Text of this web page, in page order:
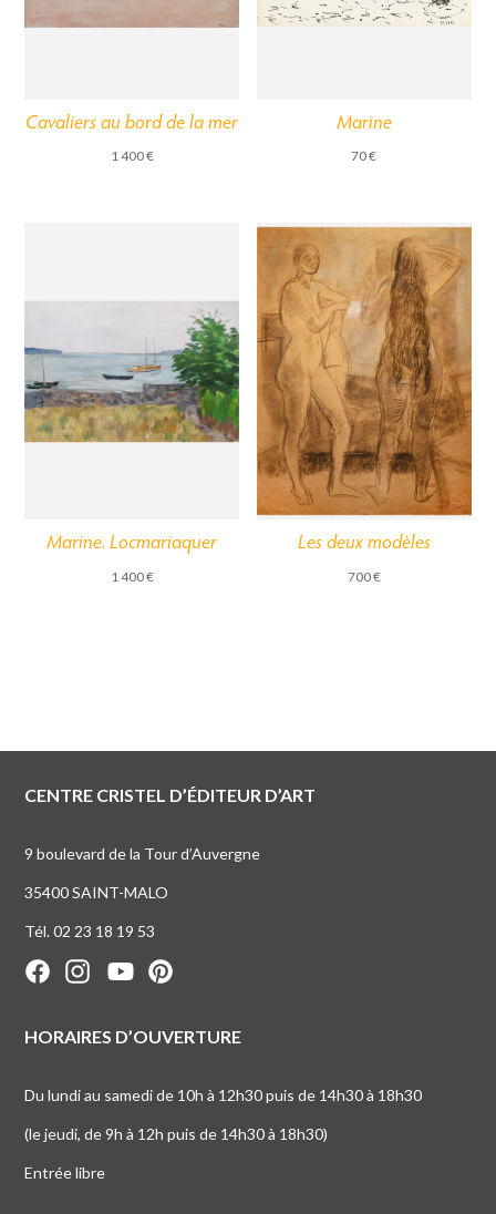
Cavaliers au bord de la mer
1 400€
Marine
70€
Marine. Locmariaquer
1 400€
Les deux modèles
700€
CENTRE CRISTEL D’ÉDITEUR D’ART
9 boulevard de la Tour d’Auvergne
35400 SAINT-MALO
Tél. 02 23 18 19 53
HORAIRES D’OUVERTURE
Du lundi au samedi de 10h à 12h30 puis de 14h30 à 18h30
(le jeudi, de 9h à 12h puis de 14h30 à 18h30)
Entrée libre